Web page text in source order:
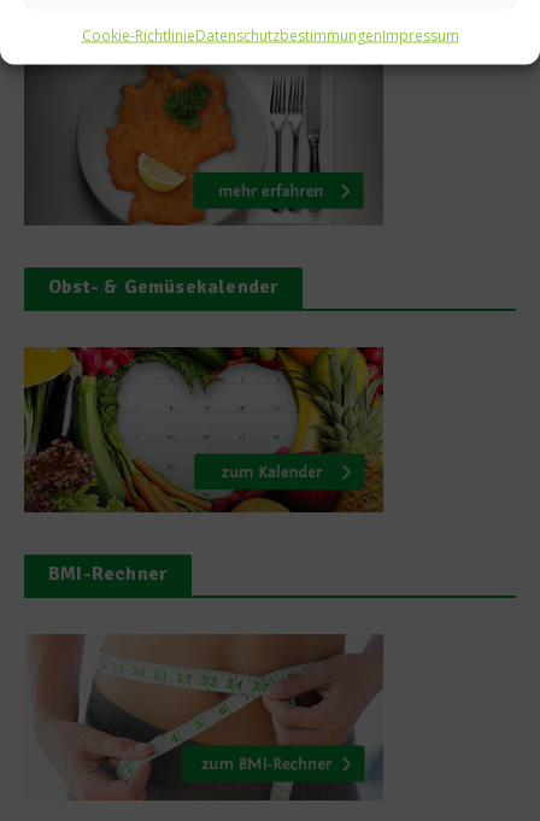
Cookie-RichtlinieDatenschutzbestimmungenImpressum
Obst- & Gemüsekalender
BMI-Rechner